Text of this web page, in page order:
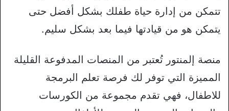
تتمكن من إدارة حياة طفلك بشكل أفضل حتى
يتمكن هو من قيادتها فيما بعد بشكل سليم.
منصة إلمنتور تُعتبر من المنصات المدفوعة القليلة
المميزة التي توفر لك فرصة تعلم البرمجة
للاطفال، فهي تقدم مجموعة من الكورسات